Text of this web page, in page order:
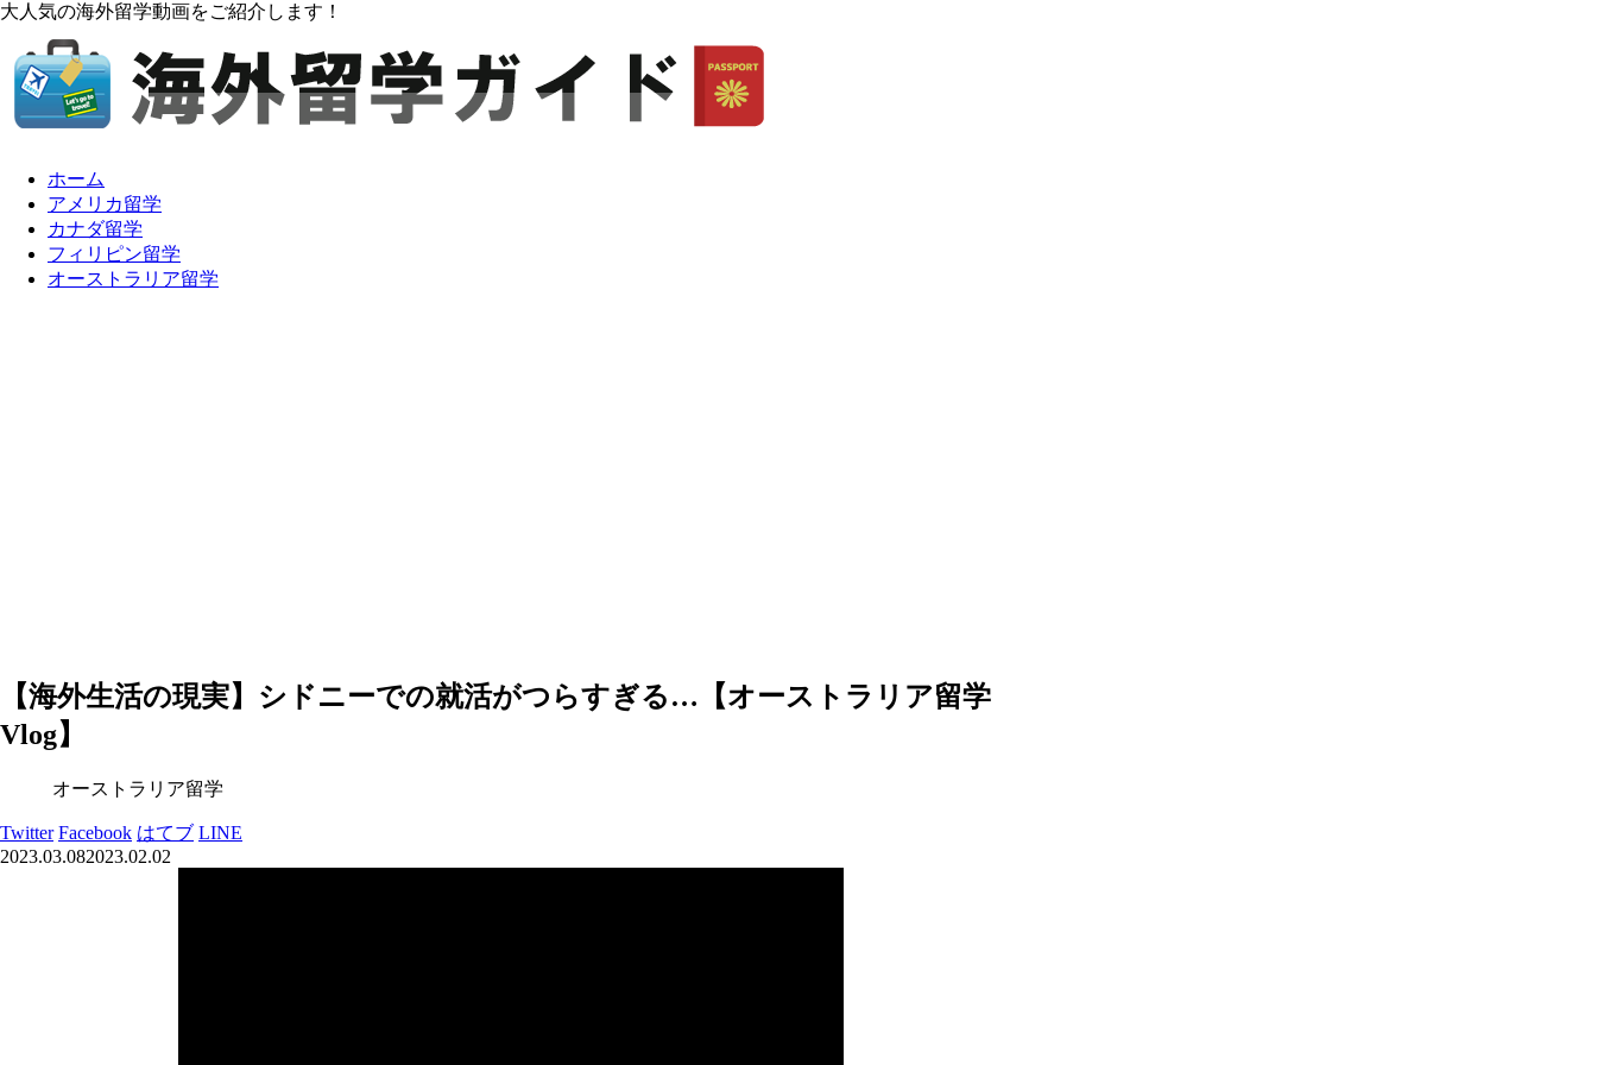
大人気の海外留学動画をご紹介します！
ホーム
アメリカ留学
カナダ留学
フィリピン留学
オーストラリア留学
【海外生活の現実】シドニーでの就活がつらすぎる…【オーストラリア留学
Vlog】
オーストラリア留学
Twitter Facebook はてブ LINE
2023.03.082023.02.02